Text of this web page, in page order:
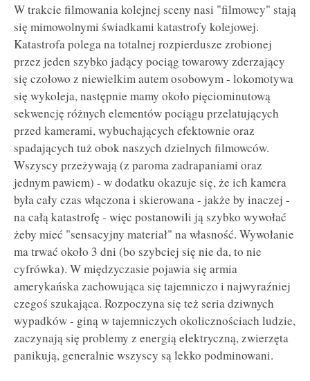
W trakcie filmowania kolejnej sceny nasi "filmowcy" stają
się mimowolnymi świadkami katastrofy kolejowej.
Katastrofa polega na totalnej rozpierdusze zrobionej
przez jeden szybko jadący pociąg towarowy zderzający
się czołowo z niewielkim autem osobowym - lokomotywa
się wykoleja, następnie mamy około pięciominutową
sekwencję różnych elementów pociągu przelatujących
przed kamerami, wybuchających efektownie oraz
spadających tuż obok naszych dzielnych filmowców.
Wszyscy przeżywają (z paroma zadrapaniami oraz
jednym pawiem) - w dodatku okazuje się, że ich kamera
była cały czas włączona i skierowana - jakże by inaczej -
na całą katastrofę - więc postanowili ją szybko wywołać
żeby mieć "sensacyjny materiał" na własność. Wywołanie
ma trwać około 3 dni (bo szybciej się nie da, to nie
cyfrówka). W międzyczasie pojawia się armia
amerykańska zachowująca się tajemniczo i najwyraźniej
czegoś szukająca. Rozpoczyna się też seria dziwnych
wypadków - giną w tajemniczych okolicznościach ludzie,
zaczynają się problemy z energią elektryczną, zwierzęta
panikują, generalnie wszyscy są lekko podminowani.